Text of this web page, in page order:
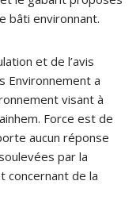
bâti environnant.
et de l’avis
Environnement a
visant à
Force est de
aucun réponse
par la
concernant de la